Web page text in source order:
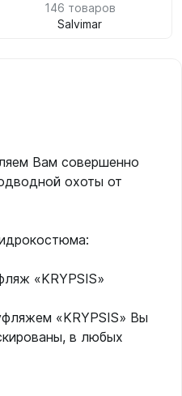
146 товаров
Salvimar
Вам совершенно
охоты от
«KRYPSIS»
«KRYPSIS» Вы
в любых